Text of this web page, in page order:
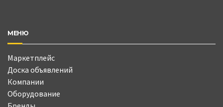
МЕНЮ
Маркетплейс
Доска объявлений
Компании
Оборудование